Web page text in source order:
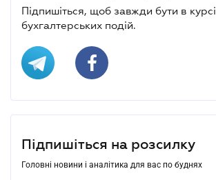
Підпишіться, щоб завжди бути в курсі
бухгалтерських подій.
Підпишіться на розсилку
Головні новини і аналітика для вас по буднях